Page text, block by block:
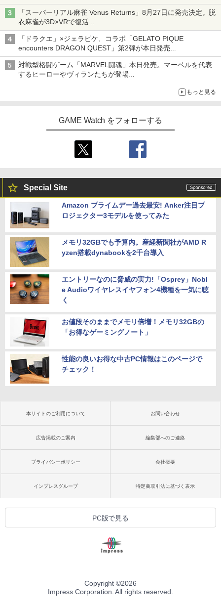
「特製ガーリックマヨソース」を使用した超大型チーズバーガー
「スーパーリアル麻雀 Venus Returns」8月27日に発売決定。脱
衣麻雀が3D×VRで復活
発売から2週間は20%オフになるセールが実施
「ドラクエ」×ジェラピケ、コラボ「GELATO PIQUE
encounters DRAGON QUEST」第2弾が本日発売
アイスカップに入ったスライムやわたぼう、ベビーサタンなどが
オリジナルアートで登場
対戦型格闘ゲーム「MARVEL闘魂」本日発売。マーベルを代表
するヒーローやヴィランたちが登場
もっと見る
GAME Watch をフォローする
Special Site
Amazon プライムデー過去最安! Anker注目プ
ロジェクター3モデルを使ってみた
メモリ32GBでも予算内。産経新聞社がAMD R
yzen搭載dynabookを2千台導入
エントリーなのに脅威の実力!「Osprey」Nobl
e Audioワイヤレスイヤフォン4機種を一気に聴
く
お値段そのままでメモリ倍増！メモリ32GBの
「お得なゲーミングノート」
性能の良いお得な中古PC情報はこのページで
チェック！
本サイトのご利用について お問い合わせ
広告掲載のご案内 編集部へのご連絡
プライバシーポリシー 会社概要
インプレスグループ 特定商取引法に基づく表示
PC版で見る
Copyright ©2026
Impress Corporation. All rights reserved.